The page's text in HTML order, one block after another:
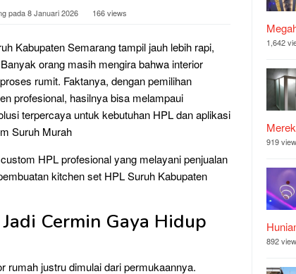
pada8 Januari 2026 166 views
Kabupaten Semarang tampil jauh lebih rapi,
orang masih mengira bahwa interior
rumit. Faktanya, dengan pemilihan
profesional, hasilnya bisa melampaui
terpercaya untuk kebutuhan HPL dan aplikasi
Suruh Murah
HPL profesional yang melayani penjualan
kitchen set HPL Suruh Kabupaten
Cermin Gaya Hidup
rumah justru dimulai dari permukaannya.
1,642
919
892